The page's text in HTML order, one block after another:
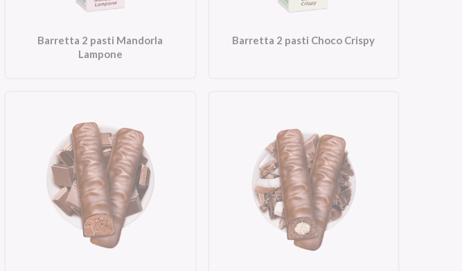
Barretta 2 pasti Mandorla
Lampone
Barretta 2 pasti Choco Crispy